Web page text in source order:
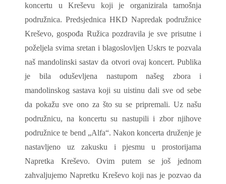
koncertu u Kreševu koji je organizirala tamošnja
podružnica. Predsjednica HKD Napredak podružnice
Kreševo, gospođa Ružica pozdravila je sve prisutne i
poželjela svima sretan i blagoslovljen Uskrs te pozvala
naš mandolinski sastav da otvori ovaj koncert. Publika
je bila oduševljena nastupom našeg zbora i
mandolinskog sastava koji su uistinu dali sve od sebe
da pokažu sve ono za što su se pripremali. Uz našu
podružnicu, na koncertu su nastupili i zbor njihove
podružnice te bend „Alfa“. Nakon koncerta druženje je
nastavljeno uz zakusku i pjesmu u prostorijama
Napretka Kreševo. Ovim putem se još jednom
zahvaljujemo Napretku Kreševo koji nas je pozvao da